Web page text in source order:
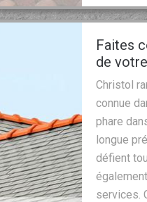
Faites
de
Christol
connue
phare
longue
défient
services.